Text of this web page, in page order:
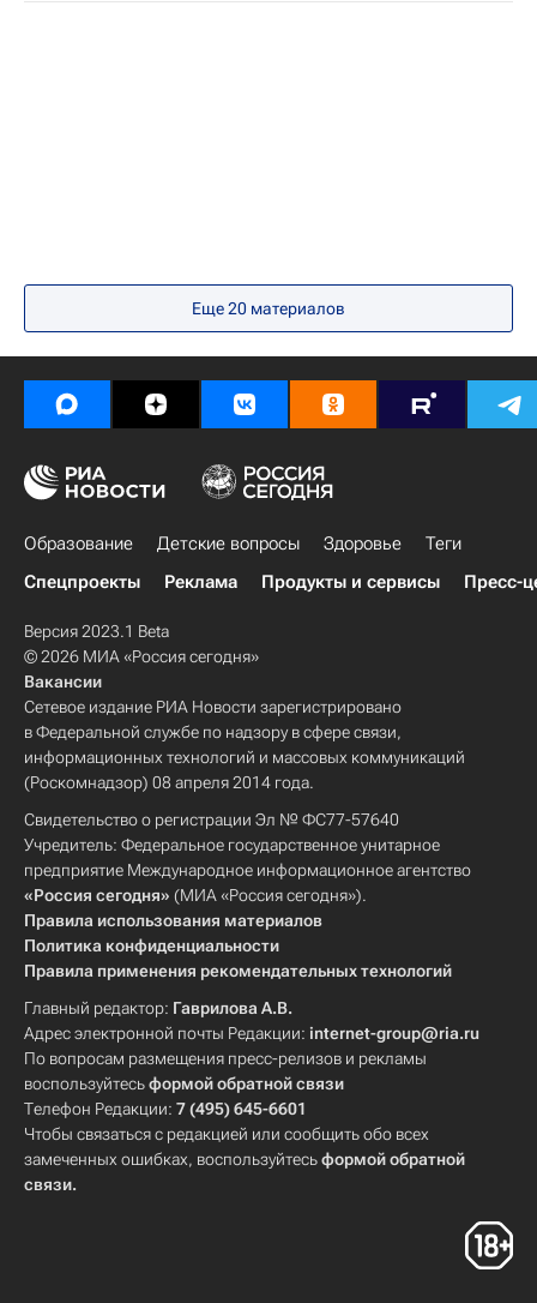
Европа
Северо-Западный ФО
Весь мир
Еще 20 материалов
Образование Детские вопросы Здоровье
Теги
Спецпроекты
Реклама Продукты и сервисы Пресс-
Версия 2023.1 Beta
© 2026 МИА «Россия сегодня»
Вакансии
Сетевое издание РИА Новости зарегистрировано
в Федеральной службе по надзору в сфере связи,
информационных технологий и массовых коммуникаций
(Роскомнадзор) 08 апреля 2014 года.
Свидетельство о регистрации Эл № ФС77-57640
Учредитель: Федеральное государственное унитарное
предприятие Международное информационное агентство
«Россия сегодня» (МИА «Россия сегодня»).
Правила использования материалов
Политика конфиденциальности
Правила применения рекомендательных технологий
Главный редактор: Гаврилова А.В.
Адрес электронной почты Редакции: internet-group@ria.ru
По вопросам размещения пресс-релизов и рекламы
воспользуйтесьформой обратной связи
Телефон Редакции: 7 (495) 645-6601
Чтобы связаться с редакцией или сообщить обо всех
замеченных ошибках, воспользуйтесьформой обратной
связи.